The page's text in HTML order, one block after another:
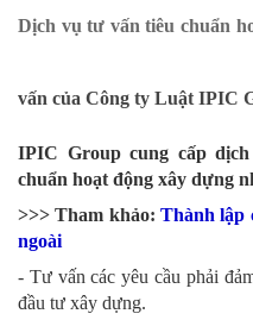
Dịch vụ tư vấn tiêu chuẩn
vấn của Công ty Luật IPIC
IPIC Group cung cấp
chuẩn hoạt động xây dựng
>>> Tham khảo: Thành lập
ngoài
- Tư vấn các yêu cầu phải
đầu tư xây dựng.